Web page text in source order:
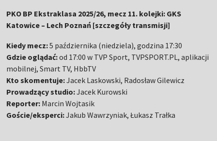
PKO BP Ekstraklasa 2025/26, mecz 11. kolejki: GKS
Katowice – Lech Poznań [szczegóły transmisji]
Kiedy mecz:5 października (niedziela), godzina 17:30
Gdzie oglądać:od 17:00 w TVP Sport, TVPSPORT.PL, aplikacji
mobilnej, Smart TV, HbbTV
Kto skomentuje:Jacek Laskowski, Radosław Gilewicz
Prowadzący studio:Jacek Kurowski
Reporter: Marcin Wojtasik
Goście/eksperci:Jakub Wawrzyniak, Łukasz Trałka